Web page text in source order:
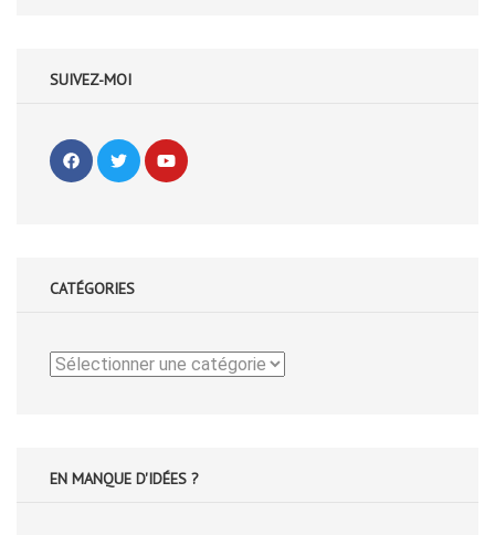
SUIVEZ-MOI
CATÉGORIES
Catégories
EN MANQUE D'IDÉES ?